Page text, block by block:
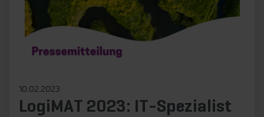
10.02.2023
LogiMAT 2023: IT-Spezialist